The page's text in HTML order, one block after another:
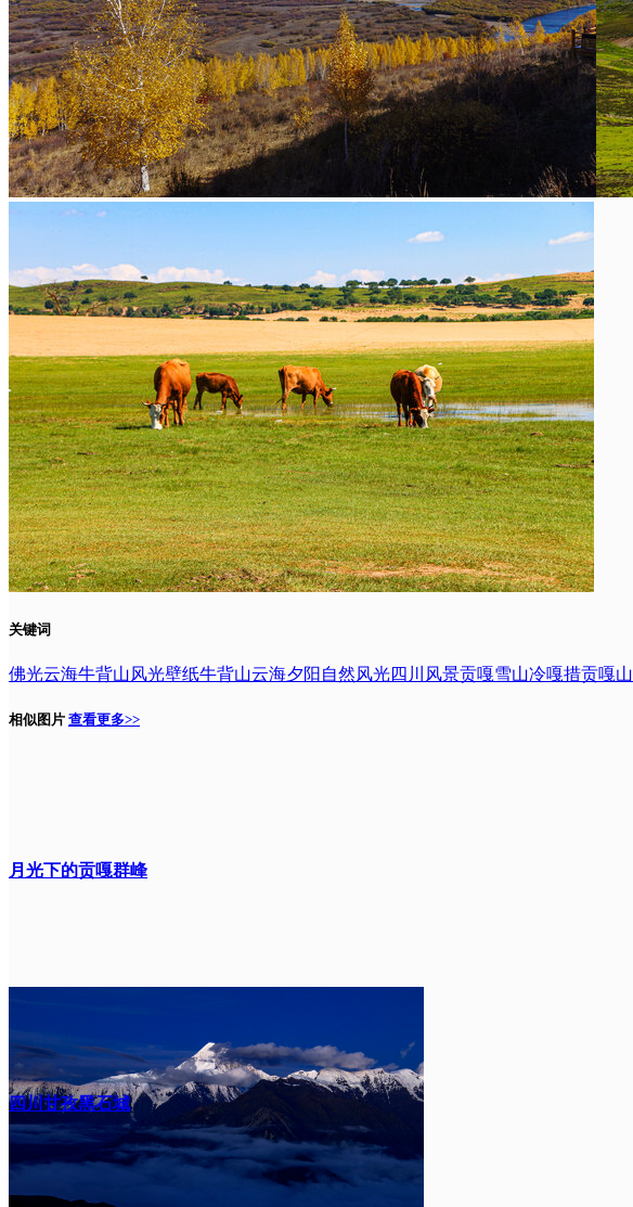
关键词
佛光云海牛背山风光壁纸牛背山云海夕阳 自然风光四川风景贡嘎雪山冷嘎措贡嘎山
相似图片 查看更多>>
月光下的贡嘎群峰
四川甘孜黑石城